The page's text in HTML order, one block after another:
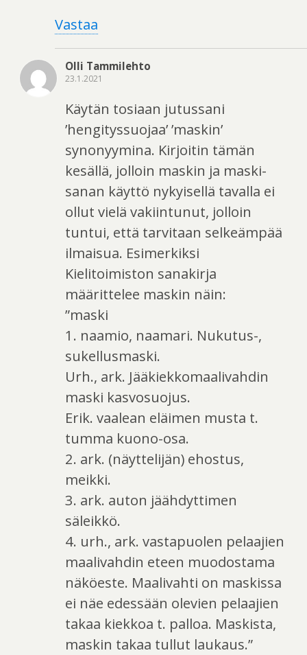
Vastaa
Olli Tammilehto
23.1.2021
Käytän tosiaan jutussani
’hengityssuojaa’ ’maskin’
synonyymina. Kirjoitin tämän
kesällä, jolloin maskin ja maski-
sanan käyttö nykyisellä tavalla ei
ollut vielä vakiintunut, jolloin
tuntui, että tarvitaan selkeämpää
ilmaisua. Esimerkiksi
Kielitoimiston sanakirja
määrittelee maskin näin:
”maski
1. naamio, naamari. Nukutus-,
sukellusmaski.
Urh., ark. Jääkiekkomaalivahdin
maski kasvosuojus.
Erik. vaalean eläimen musta t.
tumma kuono-osa.
2. ark. (näyttelijän) ehostus,
meikki.
3. ark. auton jäähdyttimen
säleikkö.
4. urh., ark. vastapuolen pelaajien
maalivahdin eteen muodostama
näköeste. Maalivahti on maskissa
ei näe edessään olevien pelaajien
takaa kiekkoa t. palloa. Maskista,
maskin takaa tullut laukaus.”